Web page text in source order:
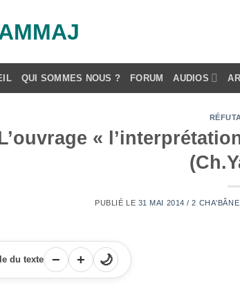
QUI SOMMES NOUS ? FORUM AUDIOS
«
PUBLIÉ LE 31 MAI 2014 / 2 CHA'BÂNE
du texte − + 🌙